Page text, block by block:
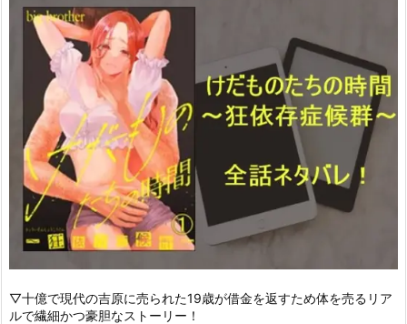
▽十億で現代の吉原に売られた19歳が借金を返すため体を売るリア
ルで繊細かつ豪胆なストーリー！